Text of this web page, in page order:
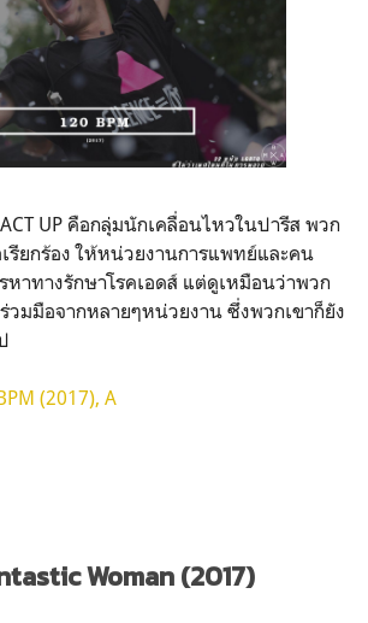
ACT UP คือกลุ่มนักเคลื่อนไหวในปารีส พวก
รียกร้อง ให้หน่วยงานการแพทย์และคน
หาทางรักษาโรคเอดส์ แต่ดูเหมือนว่าพวก
วมมือจากหลายๆหน่วยงาน ซึ่งพวกเขาก็ยัง
(2017), A
Woman (2017)